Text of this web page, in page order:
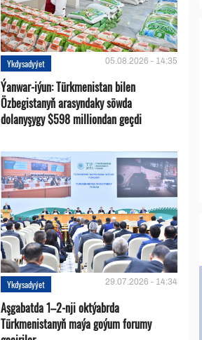
Ykdysadyýet 05.08.2026 - 14:35
Ýanwar-iýun: Türkmenistan bilen
Özbegistanyň arasyndaky söwda
dolanyşygy $598 milliondan geçdi
Ykdysadyýet 29.07.2026 - 14:34
Aşgabatda 1–2-nji oktýabrda
Türkmenistanyň maýa goýum forumy